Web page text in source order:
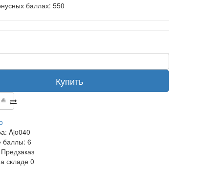
баллах: 550
Купить
Ajo040
баллы: 6
Предзаказ
складе 0